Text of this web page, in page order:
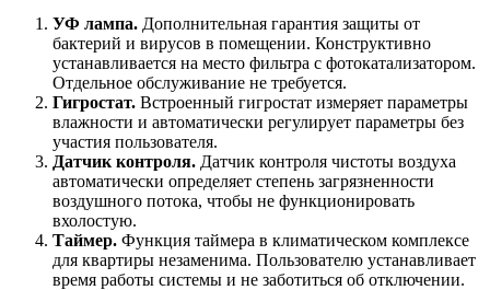
УФ лампа. Дополнительная гарантия защиты от
бактерий и вирусов в помещении. Конструктивно
устанавливается на место фильтра с фотокатализатором.
Отдельное обслуживание не требуется.
Гигростат. Встроенный гигростат измеряет параметры
влажности и автоматически регулирует параметры без
участия пользователя.
Датчик контроля. Датчик контроля чистоты воздуха
автоматически определяет степень загрязненности
воздушного потока, чтобы не функционировать
вхолостую.
Таймер. Функция таймера в климатическом комплексе
для квартиры незаменима. Пользователю устанавливает
время работы системы и не заботиться об отключении.